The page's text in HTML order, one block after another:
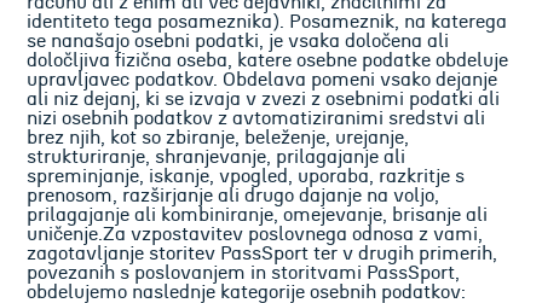
identiteto tega posameznika). Posameznik, na katerega
se nanašajo osebni podatki, je vsaka določena ali
določljiva fizična oseba, katere osebne podatke obdeluje
upravljavec podatkov. Obdelava pomeni vsako dejanje
ali niz dejanj, ki se izvaja v zvezi z osebnimi podatki ali
nizi osebnih podatkov z avtomatiziranimi sredstvi ali
brez njih, kot so zbiranje, beleženje, urejanje,
strukturiranje, shranjevanje, prilagajanje ali
spreminjanje, iskanje, vpogled, uporaba, razkritje s
prenosom, razširjanje ali drugo dajanje na voljo,
prilagajanje ali kombiniranje, omejevanje, brisanje ali
uničenje.Za vzpostavitev poslovnega odnosa z vami,
zagotavljanje storitev PassSport ter v drugih primerih,
povezanih s poslovanjem in storitvami PassSport,
obdelujemo naslednje kategorije osebnih podatkov: